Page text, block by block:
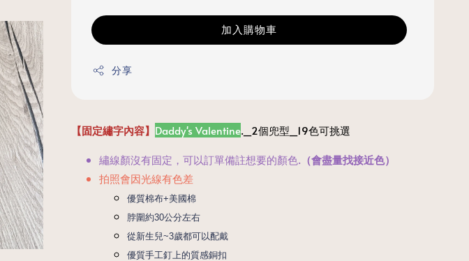
加入購物車
分享
【固定繡字內容】 Daddy's Valentine._2個兜型_19色可挑選
繡線顏沒有固定，可以訂單備註想要的顏色. （會盡量找接近色）
拍照會因光線有色差
優質棉布+美國棉
脖圍約30公分左右
從新生兒~3歲都可以配戴
優質手工釘上的質感銅扣